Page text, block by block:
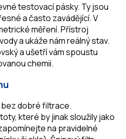
testovací pásky. Ty jsou
a často zavádějící. V
měření. Přístroj
a ukáže nám reálný stav.
a ušetří vám spoustu
chemii.
dobré filtrace.
které by jinak sloužily jako
na pravidelné